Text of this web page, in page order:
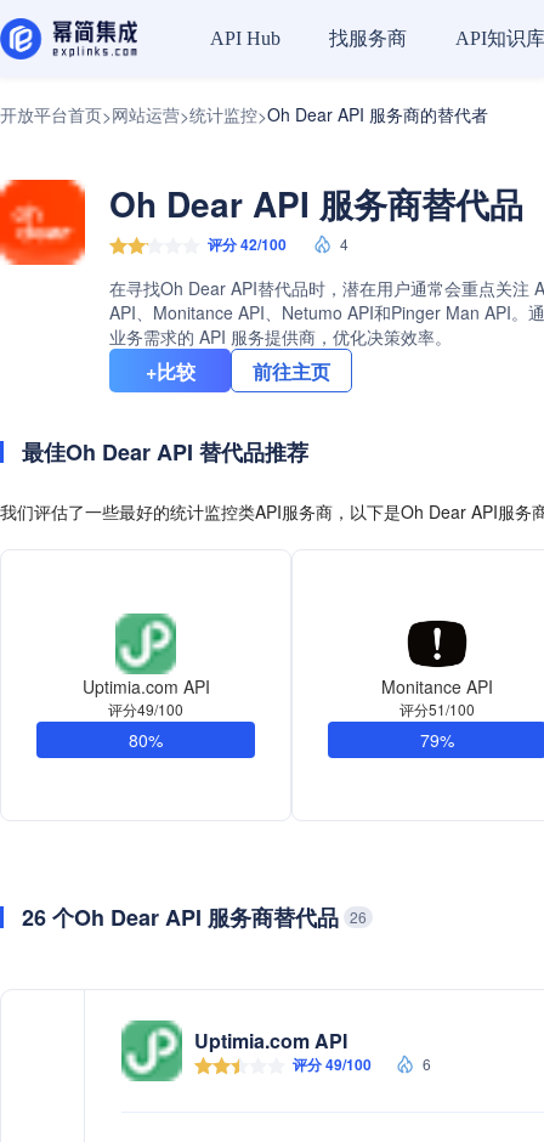
API Hub 找服务商 API知识库
开放平台首页>网站运营>统计监控>Oh Dear API 服务商的替代者
Oh Dear API 服务商替代品
评分 42/100 4
在寻找Oh Dear API替代品时，潜在用户通常会重点关注
API、Monitance API、Netumo API和Pinger Man API。
业务需求的 API 服务提供商，优化决策效率。
+比较 前往主页
最佳Oh Dear API 替代品推荐
我们评估了一些最好的统计监控类API服务商，以下是Oh Dear API服务
Uptimia.com API
评分49/100
80%
Monitance API
评分51/100
79%
26 个Oh Dear API 服务商替代品 26
Uptimia.com API
评分 49/100 6